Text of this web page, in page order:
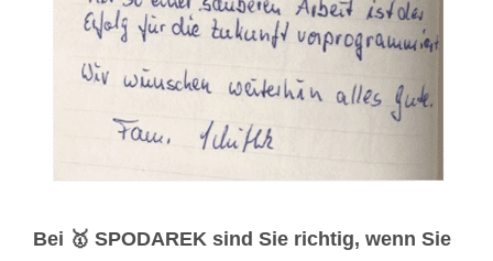
Bei 🥇 SPODAREK sind Sie richtig, wenn Sie